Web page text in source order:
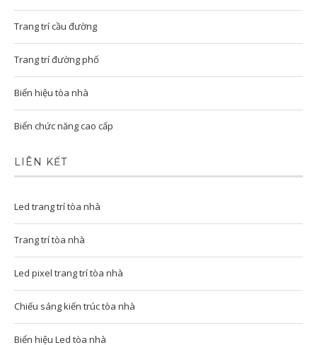
Trang trí cầu đường
Trang trí đường phố
Biển hiệu tòa nhà
Biển chức năng cao cấp
LIÊN KẾT
Led trang trí tòa nhà
Trang trí tòa nhà
Led pixel trang trí tòa nhà
Chiếu sáng kiến trúc tòa nhà
Biển hiệu Led tòa nhà